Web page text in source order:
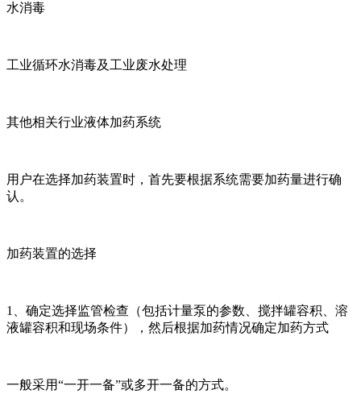
水消毒
工业循环水消毒及工业废水处理
其他相关行业液体加药系统
用户在选择加药装置时，首先要根据系统需要加药量进行确
认。
加药装置的选择
1、确定选择监管检查（包括计量泵的参数、搅拌罐容积、溶
液罐容积和现场条件），然后根据加药情况确定加药方式
一般采用“一开一备”或多开一备的方式。